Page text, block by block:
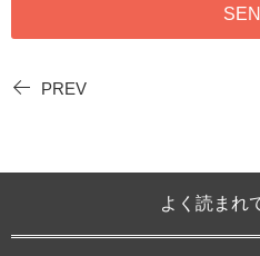
PREV
よく読まれ